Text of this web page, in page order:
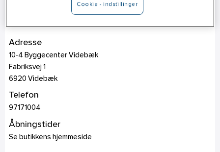
Adresse
10-4 Byggecenter Videbæk
Fabriksvej 1
6920 Videbæk
Telefon
97171004
Åbningstider
Se butikkens hjemmeside
Cookie - indstillinger